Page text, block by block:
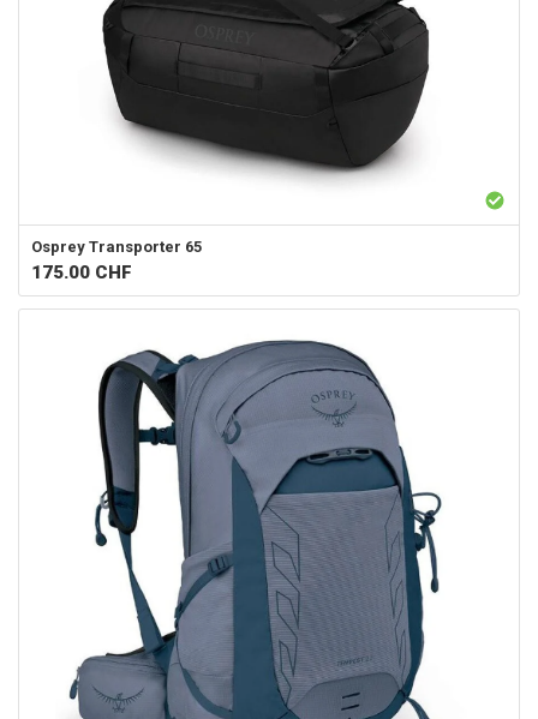
Osprey Transporter 65
175.00 CHF